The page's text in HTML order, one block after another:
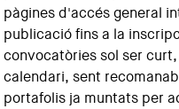
pàgines d'accés general
publicació fins a la
convocatòries sol ser
calendari, sent
portafolis ja muntats per